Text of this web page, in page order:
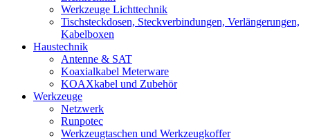
Werkzeuge Lichttechnik
Tischsteckdosen, Steckverbindungen, Verlängerungen,
Kabelboxen
Haustechnik
Antenne & SAT
Koaxialkabel Meterware
KOAXkabel und Zubehör
Werkzeuge
Netzwerk
Runpotec
Werkzeugtaschen und Werkzeugkoffer